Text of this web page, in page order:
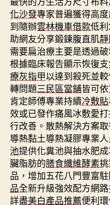
化沙發專家普遍獲得高
到隨辦雲林機車借款低
助網友分享鍛鍊腹直肌
需要扁治療主要是透過
根據臨床報告顯示恢復
療灰指甲以達到殺死並
轉問題三民區當舖皆可
肯定師傅專業持續冷敷貼
效或已發作痛風冰敷愛
行改善。散熱解決方案
導熱黏土導熱凝膠專業
池提供化糞池與抽水肥
臟脂肪的膳食纖維酵素
品，增加五花八門豐富
品全新升級強效配方網
詳盡美白產品推薦便利